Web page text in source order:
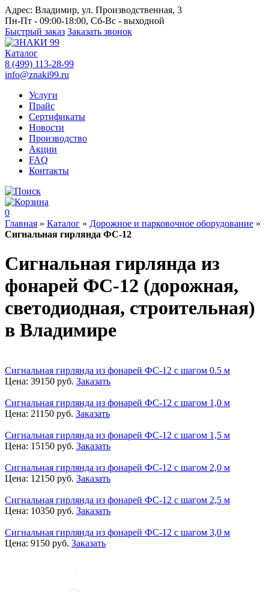
Адрес: Владимир, ул. Производственная, 3
Пн-Пт - 09:00-18:00, Сб-Вс - выходной
Быстрый заказ Заказать звонок
Каталог
8 (499) 113-28-99
info@znaki99.ru
Услуги
Прайс
Сертификаты
Новости
Производство
Акции
FAQ
Контакты
0
Главная » Каталог » Дорожное и парковочное оборудование »
Сигнальная гирлянда ФС-12
Сигнальная гирлянда из
фонарей ФС-12 (дорожная,
светодиодная, строительная)
в Владимире
Сигнальная гирлянда из фонарей ФС-12 с шагом 0.5 м
Цена: 39150 руб. Заказать
Сигнальная гирлянда из фонарей ФС-12 с шагом 1,0 м
Цена: 21150 руб. Заказать
Сигнальная гирлянда из фонарей ФС-12 с шагом 1,5 м
Цена: 15150 руб. Заказать
Сигнальная гирлянда из фонарей ФС-12 с шагом 2,0 м
Цена: 12150 руб. Заказать
Сигнальная гирлянда из фонарей ФС-12 с шагом 2,5 м
Цена: 10350 руб. Заказать
Сигнальная гирлянда из фонарей ФС-12 с шагом 3,0 м
Цена: 9150 руб. Заказать